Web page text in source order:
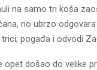
na samo tri koša
no ubrzo odgovara
pogađa i odvodi
opet došao do velike